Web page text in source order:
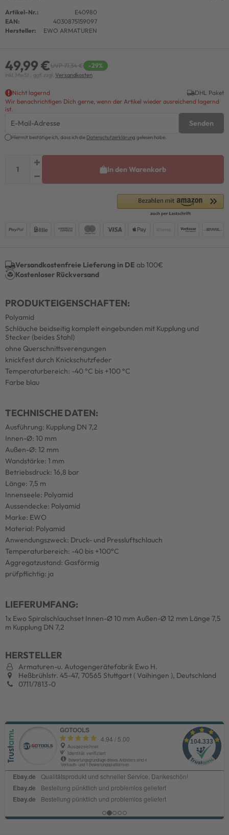
Artikel-Nr.:
E40980
EAN:
4030875159097
Hersteller:
EWO ARMATUREN
49,99 €UVP 71,34 € -29%
inkl. MwSt., ggf. zzgl. Versandkosten
Nicht lagernd
DHL Paket
Wir benachrichtigen Dich gerne, wenn der Artikel wieder ausreichend lagernd
ist.
Senden
Hiermit bestätige ich, dass ich die Daten­schutz­erklärung gelesen habe.
In den Warenkorb
Versandkostenfreie Lieferung in DE ab 100€
Kostenloser Rückversand
PRODUKTEIGENSCHAFTEN:
Polyamid
Schläuche beidseitig komplett eingebunden mit Kupplung und
Stecker (beides Stahl)
ohne Querschnittsverengungen
knickfest durch Knickschutzfeder
Temperaturbereich: -40 °C bis +100 °C
Farbe blau
TECHNISCHE DATEN:
Ausführung: Kupplung DN 7,2
Innen-Ø: 10 mm
Außen-Ø: 12 mm
Wandstärke: 1 mm
Betriebsdruck: 16,8 bar
Länge: 7,5 m
Innenseele: Polyamid
Aussendecke: Polyamid
Marke: EWO
Material: Polyamid
Anwendungszweck: Druck- und Pressluftschlauch
Temperaturbereich: -40 bis +100°C
Aggregatzustand: Gasförmig
prüfpflichtig: ja
LIEFERUMFANG:
1x Ewo Spiralschlauchset Innen-Ø 10 mm Außen-Ø 12 mm Länge 7,5
m Kupplung DN 7,2
HERSTELLER
Armaturen-u. Autogengerätefabrik Ewo H.
Heßbrühlstr. 45-47, 70565 Stuttgart ( Vaihingen ), Deutschland
0711/7813-0